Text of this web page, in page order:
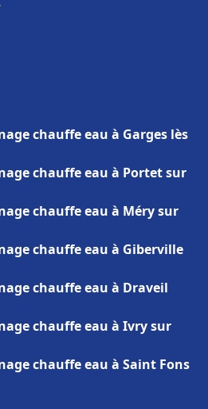
chauffe eau à Garges lès
chauffe eau à Portet sur
chauffe eau à Méry sur
chauffe eau à Giberville
chauffe eau à Draveil
chauffe eau à Ivry sur
chauffe eau à Saint Fons